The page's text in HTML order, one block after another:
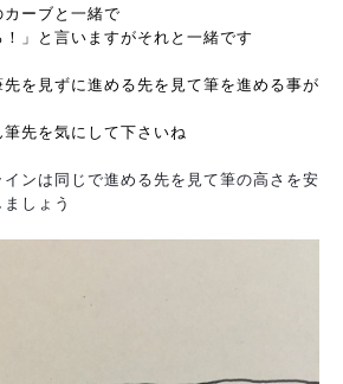
ーブと一緒で
！」と言いますがそれと一緒です
を見ずに進める先を見て筆を進める事が
先を気にして下さいね
ンは同じで進める先を見て筆の高さを安
しょう